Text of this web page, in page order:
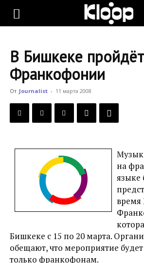
KLOOP.KG
Новости
В Бишкеке
Франкофонии
От Journalist - 11 марта 2008
на
языке
время
Бишкеке с 15 по 20 марта.
обещают, что мероприятие
только франкофонам.